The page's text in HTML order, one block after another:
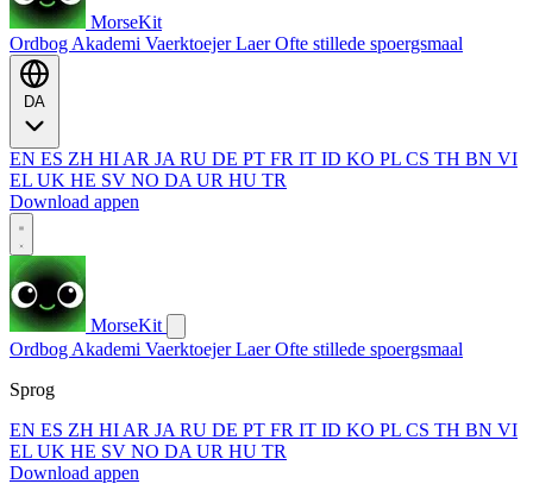
MorseKit
Ordbog Akademi VaerktoejerLaerOfte stillede spoergsmaal
EN ES ZH HI AR JA RU DE PT FR IT ID KO PL CS TH BN VI
EL UK HE SV NO DA UR HU TR
Download appen
MorseKit
Ordbog Akademi VaerktoejerLaerOfte stillede spoergsmaal
Sprog
EN ES ZH HI AR JA RU DE PT FR IT ID KO PL CS TH BN VI
EL UK HE SV NO DA UR HU TR
Download appen